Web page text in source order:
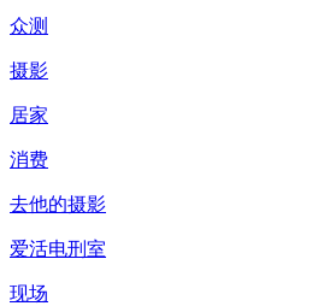
众测
摄影
居家
消费
去他的摄影
爱活电刑室
现场